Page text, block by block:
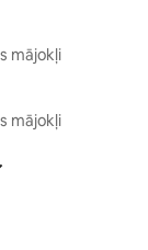
mājokļi
mājokļi